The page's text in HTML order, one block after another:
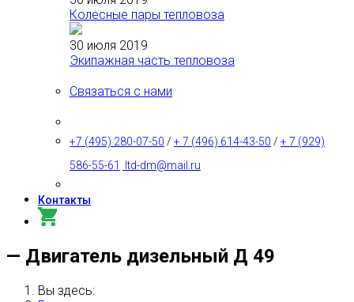
Колесные пары тепловоза
30 июля 2019
Экипажная часть тепловоза
Связаться с нами
+7 (495) 280-07-50 / + 7 (496) 614-43-50 / + 7 (929)
586-55-61
ltd-dm@mail.ru
Контакты
— Двигатель дизельный Д 49
Вы здесь: